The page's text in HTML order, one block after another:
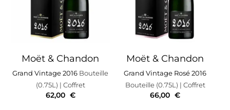
Moët & Chandon
Grand Vintage 2016 Bouteille
(0.75L) | Coffret
62,00 €
Moët & Chandon
Grand Vintage Rosé 2016
Bouteille (0.75L) | Coffret
66,00 €